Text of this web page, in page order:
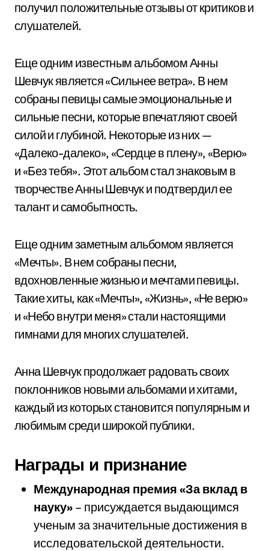
получил положительные отзывы от критиков и
слушателей.
Еще одним известным альбомом Анны
Шевчук является «Сильнее ветра». В нем
собраны певицы самые эмоциональные и
сильные песни, которые впечатляют своей
силой и глубиной. Некоторые из них —
«Далеко-далеко», «Сердце в плену», «Верю»
и «Без тебя». Этот альбом стал знаковым в
творчестве Анны Шевчук и подтвердил ее
талант и самобытность.
Еще одним заметным альбомом является
«Мечты». В нем собраны песни,
вдохновленные жизнью и мечтами певицы.
Такие хиты, как «Мечты», «Жизнь», «Не верю»
и «Небо внутри меня» стали настоящими
гимнами для многих слушателей.
Анна Шевчук продолжает радовать своих
поклонников новыми альбомами и хитами,
каждый из которых становится популярным и
любимым среди широкой публики.
Награды и признание
Международная премия «За вклад в
науку» – присуждается выдающимся
ученым за значительные достижения в
исследовательской деятельности.